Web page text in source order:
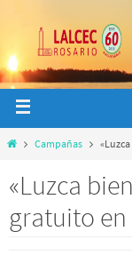
Campañas
«Luzca
gratuito en